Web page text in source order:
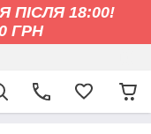
18:00!
ГРН